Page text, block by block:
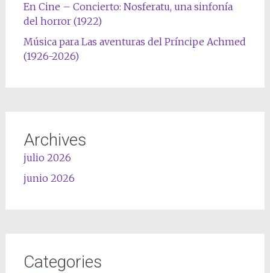
En Cine – Concierto: Nosferatu, una sinfonía
del horror (1922)
Música para Las aventuras del Príncipe Achmed
(1926-2026)
Archives
julio 2026
junio 2026
Categories